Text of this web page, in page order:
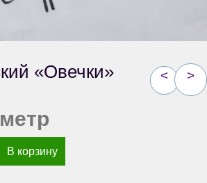
< >
«Овечки»
В корзину